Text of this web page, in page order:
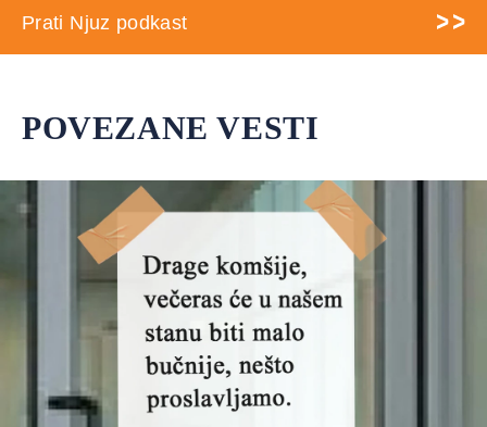
Prati Njuz podkast
POVEZANE VESTI